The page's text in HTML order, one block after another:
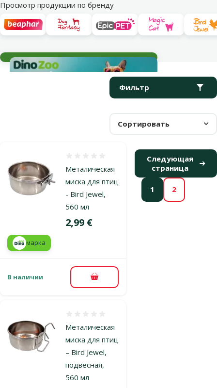
Просмотр продукции по бренду
Параметрический фильтр
Фильтр
Выбранные фильтры
Сортировать
Продукты в категории Аксессуары и миски для кормления
Металическая
миска для птиц
- Bird Jewel,
560 мл
Цена
2,99 €
марка
В наличии В корзину
Металическая
миска для птиц
– Bird Jewel,
подвесная,
560 мл
1 2
Следующая
страница